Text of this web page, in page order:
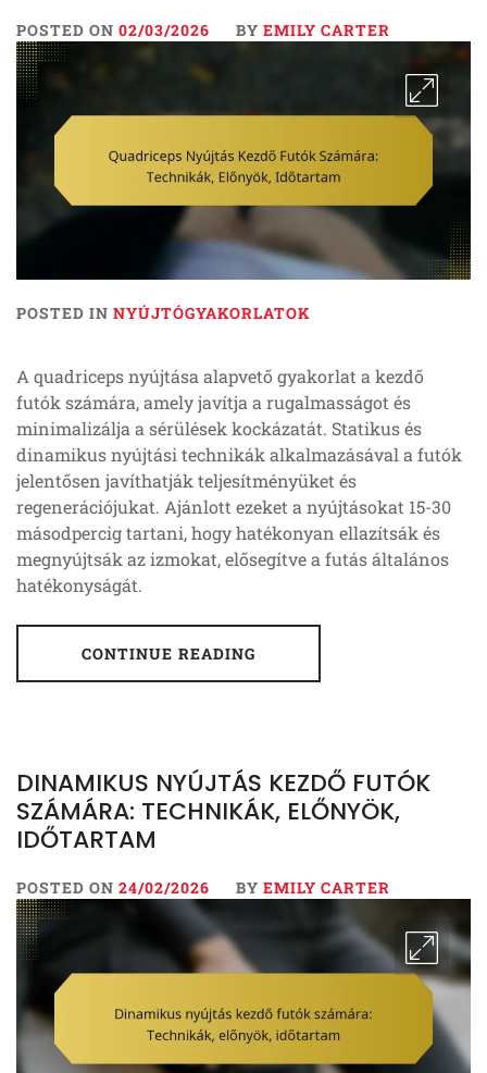
POSTED ON 02/03/2026 BY EMILY CARTER
POSTED IN NYÚJTÓGYAKORLATOK
A quadriceps nyújtása alapvető gyakorlat a kezdő
futók számára, amely javítja a rugalmasságot és
minimalizálja a sérülések kockázatát. Statikus és
dinamikus nyújtási technikák alkalmazásával a futók
jelentősen javíthatják teljesítményüket és
regenerációjukat. Ajánlott ezeket a nyújtásokat 15-30
másodpercig tartani, hogy hatékonyan ellazítsák és
megnyújtsák az izmokat, elősegítve a futás általános
hatékonyságát.
CONTINUE READING
DINAMIKUS NYÚJTÁS KEZDŐ FUTÓK
SZÁMÁRA: TECHNIKÁK, ELŐNYÖK,
IDŐTARTAM
POSTED ON 24/02/2026 BY EMILY CARTER